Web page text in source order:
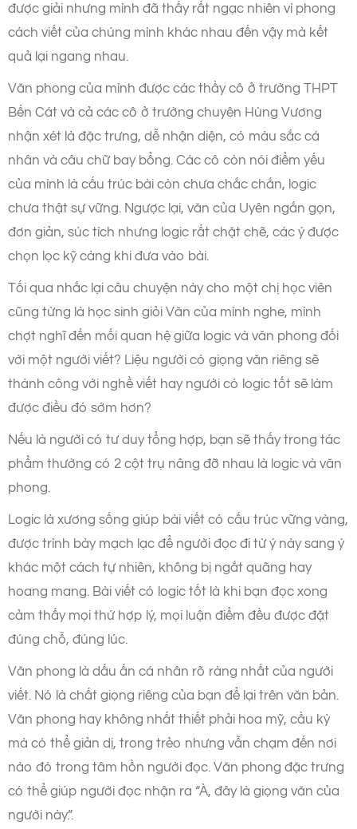
được giải nhưng mình đã thấy rất ngạc nhiên vì phong
cách viết của chúng mình khác nhau đến vậy mà kết
quả lại ngang nhau.
Văn phong của mình được các thầy cô ở trường THPT
Bến Cát và cả các cô ở trường chuyên Hùng Vương
nhận xét là đặc trưng, dễ nhận diện, có màu sắc cá
nhân và câu chữ bay bổng. Các cô còn nói điểm yếu
của mình là cấu trúc bài còn chưa chắc chắn, logic
chưa thật sự vững. Ngược lại, văn của Uyên ngắn gọn,
đơn giản, súc tích nhưng logic rất chặt chẽ, các ý được
chọn lọc kỹ càng khi đưa vào bài.
Tối qua nhắc lại câu chuyện này cho một chị học viên
cũng từng là học sinh giỏi Văn của mình nghe, mình
chợt nghĩ đến mối quan hệ giữa logic và văn phong đối
với một người viết? Liệu người có giọng văn riêng sẽ
thành công với nghề viết hay người có logic tốt sẽ làm
được điều đó sớm hơn?
Nếu là người có tư duy tổng hợp, bạn sẽ thấy trong tác
phẩm thường có 2 cột trụ nâng đỡ nhau là logic và văn
phong.
Logic là xương sống giúp bài viết có cấu trúc vững vàng,
được trình bày mạch lạc để người đọc đi từ ý này sang ý
khác một cách tự nhiên, không bị ngắt quãng hay
hoang mang. Bài viết có logic tốt là khi bạn đọc xong
cảm thấy mọi thứ hợp lý, mọi luận điểm đều được đặt
đúng chỗ, đúng lúc.
Văn phong là dấu ấn cá nhân rõ ràng nhất của người
viết. Nó là chất giọng riêng của bạn để lại trên văn bản.
Văn phong hay không nhất thiết phải hoa mỹ, cầu kỳ
mà có thể giản dị, trong trẻo nhưng vẫn chạm đến nơi
nào đó trong tâm hồn người đọc. Văn phong đặc trưng
có thể giúp người đọc nhận ra “À, đây là giọng văn của
người này.”.